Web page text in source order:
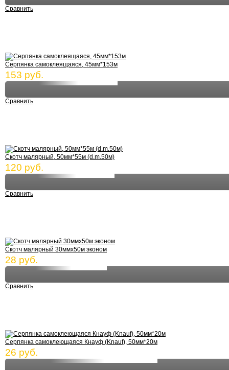
Сравнить
Серпянка самоклеящаяся, 45мм*153м
153 руб.
Сравнить
Скотч малярный, 50мм*55м (d.m.50м)
120 руб.
Сравнить
Скотч малярный 30ммх50м эконом
28 руб.
Сравнить
Серпянка самоклеющаяся Кнауф (Knauf), 50мм*20м
26 руб.